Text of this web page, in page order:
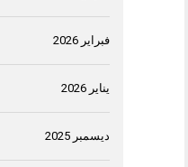
فبراير 2026
يناير 2026
ديسمبر 2025